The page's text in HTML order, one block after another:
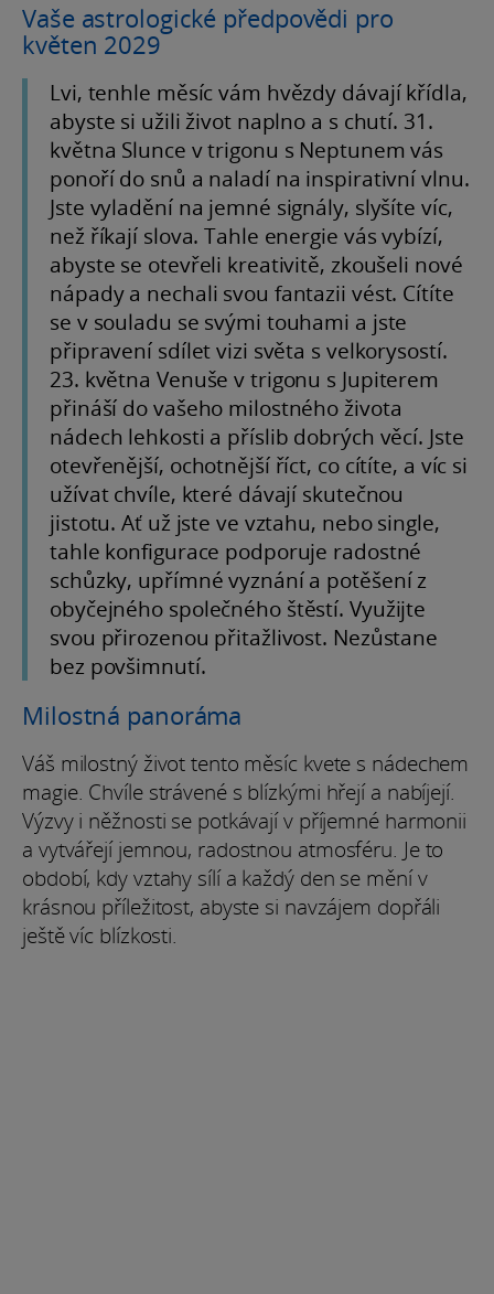
Vaše astrologické předpovědi pro
květen 2029
Lvi, tenhle měsíc vám hvězdy dávají křídla,
abyste si užili život naplno a s chutí. 31.
května Slunce v trigonu s Neptunem vás
ponoří do snů a naladí na inspirativní vlnu.
Jste vyladění na jemné signály, slyšíte víc,
než říkají slova. Tahle energie vás vybízí,
abyste se otevřeli kreativitě, zkoušeli nové
nápady a nechali svou fantazii vést. Cítíte
se v souladu se svými touhami a jste
připravení sdílet vizi světa s velkorysostí.
23. května Venuše v trigonu s Jupiterem
přináší do vašeho milostného života
nádech lehkosti a příslib dobrých věcí. Jste
otevřenější, ochotnější říct, co cítíte, a víc si
užívat chvíle, které dávají skutečnou
jistotu. Ať už jste ve vztahu, nebo single,
tahle konfigurace podporuje radostné
schůzky, upřímné vyznání a potěšení z
obyčejného společného štěstí. Využijte
svou přirozenou přitažlivost. Nezůstane
bez povšimnutí.
Milostná panoráma
Váš milostný život tento měsíc kvete s nádechem
magie. Chvíle strávené s blízkými hřejí a nabíjejí.
Výzvy i něžnosti se potkávají v příjemné harmonii
a vytvářejí jemnou, radostnou atmosféru. Je to
období, kdy vztahy sílí a každý den se mění v
krásnou příležitost, abyste si navzájem dopřáli
ještě víc blízkosti.